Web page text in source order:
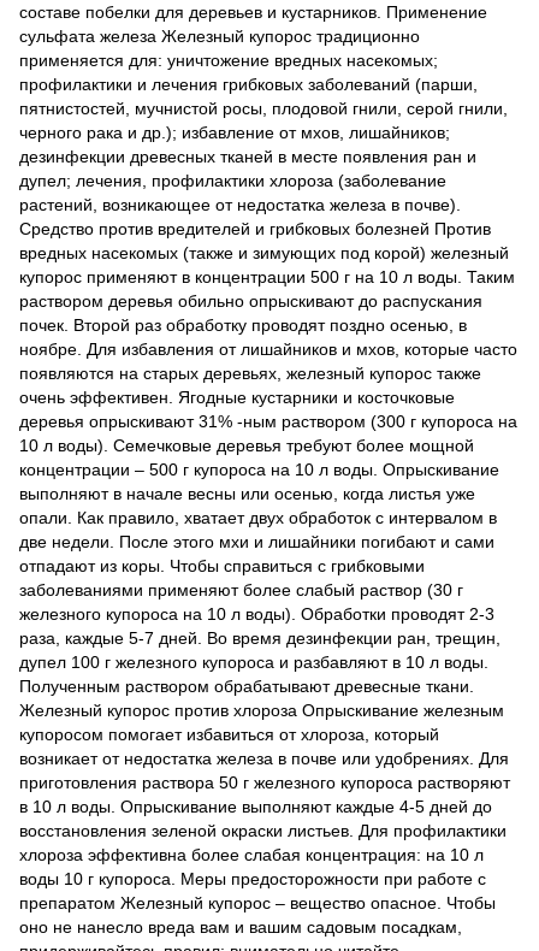
составе побелки для деревьев и кустарников. Применение
сульфата железа Железный купорос традиционно
применяется для: уничтожение вредных насекомых;
профилактики и лечения грибковых заболеваний (парши,
пятнистостей, мучнистой росы, плодовой гнили, серой гнили,
черного рака и др.); избавление от мхов, лишайников;
дезинфекции древесных тканей в месте появления ран и
дупел; лечения, профилактики хлороза (заболевание
растений, возникающее от недостатка железа в почве).
Средство против вредителей и грибковых болезней Против
вредных насекомых (также и зимующих под корой) железный
купорос применяют в концентрации 500 г на 10 л воды. Таким
раствором деревья обильно опрыскивают до распускания
почек. Второй раз обработку проводят поздно осенью, в
ноябре. Для избавления от лишайников и мхов, которые часто
появляются на старых деревьях, железный купорос также
очень эффективен. Ягодные кустарники и косточковые
деревья опрыскивают 31% -ным раствором (300 г купороса на
10 л воды). Семечковые деревья требуют более мощной
концентрации – 500 г купороса на 10 л воды. Опрыскивание
выполняют в начале весны или осенью, когда листья уже
опали. Как правило, хватает двух обработок с интервалом в
две недели. После этого мхи и лишайники погибают и сами
отпадают из коры. Чтобы справиться с грибковыми
заболеваниями применяют более слабый раствор (30 г
железного купороса на 10 л воды). Обработки проводят 2-3
раза, каждые 5-7 дней. Во время дезинфекции ран, трещин,
дупел 100 г железного купороса и разбавляют в 10 л воды.
Полученным раствором обрабатывают древесные ткани.
Железный купорос против хлороза Опрыскивание железным
купоросом помогает избавиться от хлороза, который
возникает от недостатка железа в почве или удобрениях. Для
приготовления раствора 50 г железного купороса растворяют
в 10 л воды. Опрыскивание выполняют каждые 4-5 дней до
восстановления зеленой окраски листьев. Для профилактики
хлороза эффективна более слабая концентрация: на 10 л
воды 10 г купороса. Меры предосторожности при работе с
препаратом Железный купорос – вещество опасное. Чтобы
оно не нанесло вреда вам и вашим садовым посадкам,